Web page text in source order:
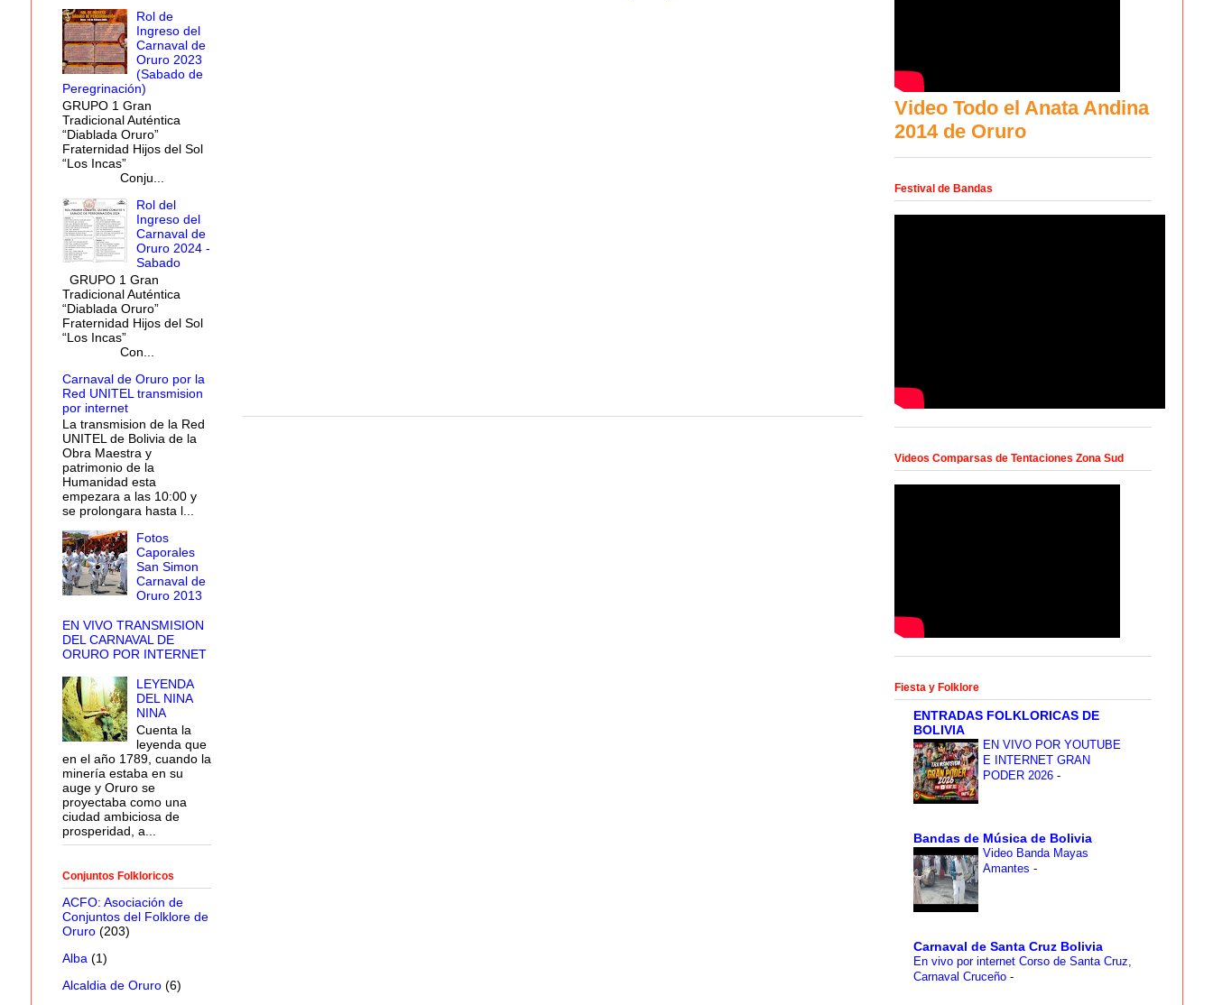
Rol de
Ingreso del
Carnaval de
Oruro 2023
(Sabado de
Peregrinación)
GRUPO 1 Gran
Tradicional Auténtica
“Diablada Oruro”
Fraternidad Hijos del Sol
“Los Incas”
Conju...
Rol del
Ingreso del
Carnaval de
Oruro 2024 -
Sabado
GRUPO 1 Gran
Tradicional Auténtica
“Diablada Oruro”
Fraternidad Hijos del Sol
“Los Incas”
Con...
Carnaval de Oruro por la
Red UNITEL transmision
por internet
La transmision de la Red
UNITEL de Bolivia de la
Obra Maestra y
patrimonio de la
Humanidad esta
empezara a las 10:00 y
se prolongara hasta l...
Fotos
Caporales
San Simon
Carnaval de
Oruro 2013
EN VIVO TRANSMISION
DEL CARNAVAL DE
ORURO POR INTERNET
LEYENDA
DEL NINA
NINA
Cuenta la
leyenda que
en el año 1789, cuando la
minería estaba en su
auge y Oruro se
proyectaba como una
ciudad ambiciosa de
prosperidad, a...
Conjuntos Folkloricos
ACFO: Asociación de
Conjuntos del Folklore de
Oruro (203)
Alba (1)
Alcaldia de Oruro (6)
Video Todo el Anata Andina
2014 de Oruro
Festival de Bandas
Videos Comparsas de Tentaciones Zona Sud
Fiesta y Folklore
ENTRADAS FOLKLORICAS DE
BOLIVIA
EN VIVO POR YOUTUBE
E INTERNET GRAN
PODER 2026 -
Bandas de Música de Bolivia
Video Banda Mayas
Amantes -
Carnaval de Santa Cruz Bolivia
En vivo por internet Corso de Santa Cruz,
Carnaval Cruceño -